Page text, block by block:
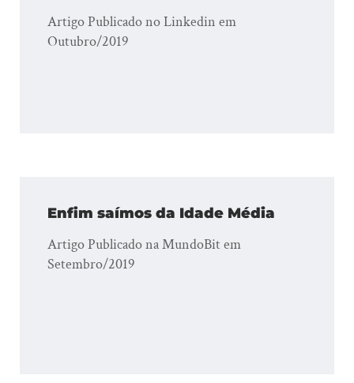
Artigo Publicado no Linkedin em
Outubro/2019
Enfim saímos da Idade Média
Artigo Publicado na MundoBit em
Setembro/2019